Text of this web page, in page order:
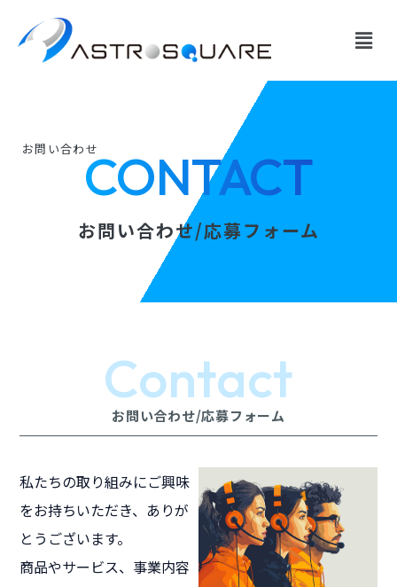
お問い合わせCONTACT
お問い合わせ/応募フォーム
Contact
お問い合わせ/応募フォーム
私たちの取り組みにご興味
をお持ちいただき、ありが
とうございます。
商品やサービス、事業内容